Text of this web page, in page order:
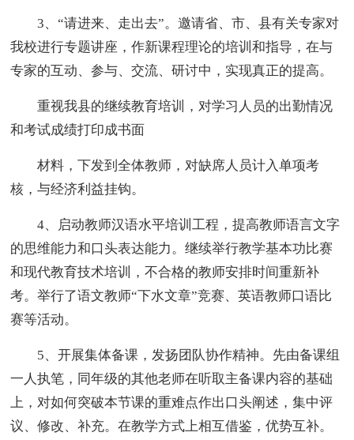
3、“请进来、走出去”。邀请省、市、县有关专家对
我校进行专题讲座，作新课程理论的培训和指导，在与
专家的互动、参与、交流、研讨中，实现真正的提高。
重视我县的继续教育培训，对学习人员的出勤情况
和考试成绩打印成书面
材料，下发到全体教师，对缺席人员计入单项考
核，与经济利益挂钩。
4、启动教师汉语水平培训工程，提高教师语言文字
的思维能力和口头表达能力。继续举行教学基本功比赛
和现代教育技术培训，不合格的教师安排时间重新补
考。举行了语文教师“下水文章”竞赛、英语教师口语比
赛等活动。
5、开展集体备课，发扬团队协作精神。先由备课组
一人执笔，同年级的其他老师在听取主备课内容的基础
上，对如何突破本节课的重难点作出口头阐述，集中评
议、修改、补充。在教学方式上相互借鉴，优势互补。